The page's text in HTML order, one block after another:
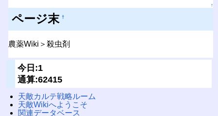
↑
ページ末 †
農薬Wiki＞殺虫剤
今日:1
通算:62415
天敵カルテ戦略ルーム
天敵Wikiへようこそ
関連データベース